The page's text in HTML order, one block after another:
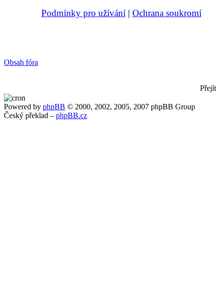
Podmínky pro užívání| Ochrana soukromí
Obsah fóra
Přejít
Powered by phpBB © 2000, 2002, 2005, 2007 phpBB Group
Český překlad – phpBB.cz